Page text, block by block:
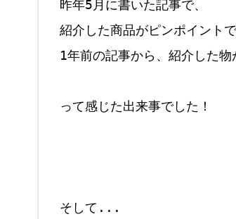
昨年5月に書いた記事で、
紹介した商品がピンポイントで
1年前の記事から、紹介した
って感じた出来事でした！
そして...